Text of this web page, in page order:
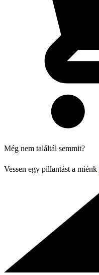
Még nem találtál semmit?
Vessen egy pillantást a miénk